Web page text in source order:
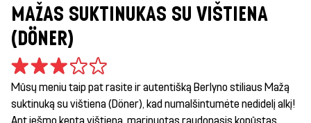
MAŽAS SUKTINUKAS SU VIŠTIENA
(DÖNER)
Mūsų meniu taip pat rasite ir autentišką Berlyno stiliaus Mažą
suktinuką su vištiena (Döner), kad numalšintumėte nedidelį alkį!
Ant iešmo kepta vištiena, marinuotas raudonasis kopūstas,